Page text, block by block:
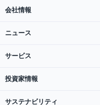
会社情報
ニュース
サービス
投資家情報
サステナビリティ